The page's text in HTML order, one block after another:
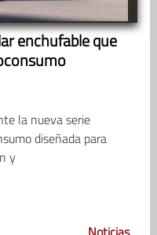
enchufable que
la nueva serie
diseñada para
y